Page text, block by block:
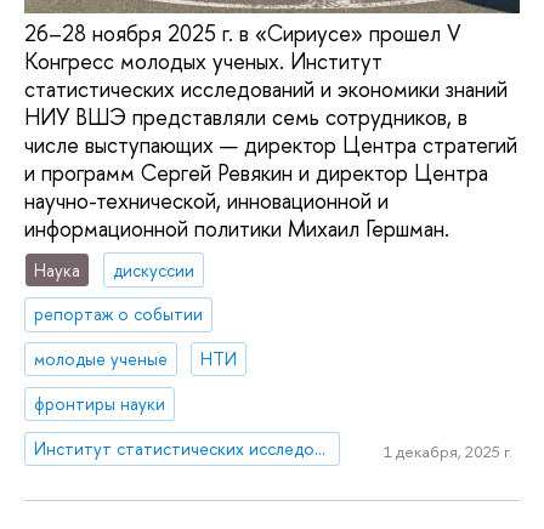
26–28 ноября 2025 г. в «Сириусе» прошел V
Конгресс молодых ученых. Институт
статистических исследований и экономики знаний
НИУ ВШЭ представляли семь сотрудников, в
числе выступающих — директор Центра стратегий
и программ Сергей Ревякин и директор Центра
научно-технической, инновационной и
информационной политики Михаил Гершман.
Наука
дискуссии
репортаж о событии
молодые ученые
НТИ
фронтиры науки
Институт статистических исследований и экономики знаний
1 декабря, 2025 г.